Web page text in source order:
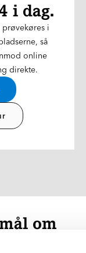
i dag.
prøvekøres i
så
online
direkte.
om